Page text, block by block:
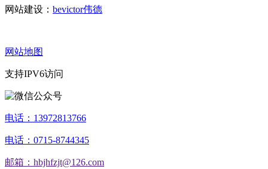
网站建设： bevictor伟德
网站地图
支持IPV6访问
电话：13972813766
电话：0715-8744345
邮箱：hbjhfzjt@126.com